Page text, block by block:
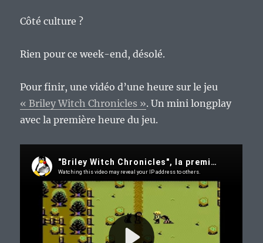
Côté culture ?
Rien pour ce week-end, désolé.
Pour finir, une vidéo d’une heure sur le jeu
« Briley Witch Chronicles ». Un mini longplay
avec la première heure du jeu.